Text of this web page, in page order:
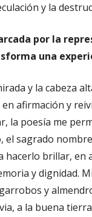
y la
por la
una
y la cabeza
afirmación y
la poesía me
el sagrado
hacerlo brillar, en
y dignidad.
y
a la buena